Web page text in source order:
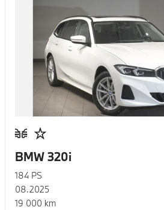
BMW 320i
184 PS
08.2025
19 000 km